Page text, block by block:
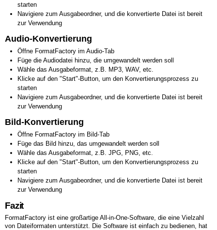
starten
Navigiere zum Ausgabeordner, und die konvertierte Datei ist bereit
zur Verwendung
Audio-Konvertierung
Öffne FormatFactory im Audio-Tab
Füge die Audiodatei hinzu, die umgewandelt werden soll
Wähle das Ausgabeformat, z.B. MP3, WAV, etc.
Klicke auf den "Start"-Button, um den Konvertierungsprozess zu
starten
Navigiere zum Ausgabeordner, und die konvertierte Datei ist bereit
zur Verwendung
Bild-Konvertierung
Öffne FormatFactory im Bild-Tab
Füge das Bild hinzu, das umgewandelt werden soll
Wähle das Ausgabeformat, z.B. JPG, PNG, etc.
Klicke auf den "Start"-Button, um den Konvertierungsprozess zu
starten
Navigiere zum Ausgabeordner, und die konvertierte Datei ist bereit
zur Verwendung
Fazit
FormatFactory ist eine großartige All-in-One-Software, die eine Vielzahl
von Dateiformaten unterstützt. Die Software ist einfach zu bedienen, hat